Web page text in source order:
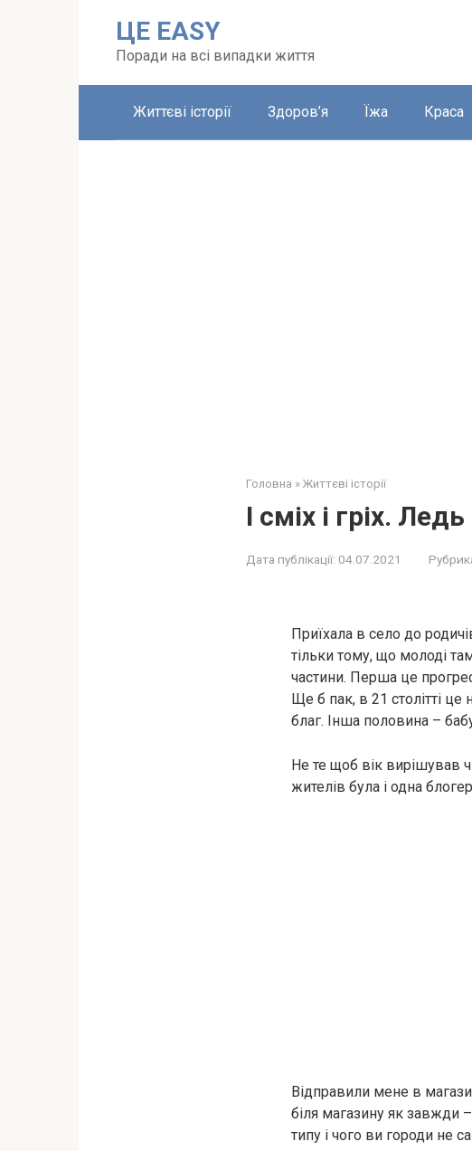
ЦЕ EASY
Поради на всі випадки життя
Життєві історії Здоров’я Їжа Краса
Головна » Життєві історії
І сміх і гріх.
Дата публікації: 04.07.2021
Приїхала в село до
тільки тому, що молоді
частини. Перша це
Ще б пак, в 21 столітті це
благ. Інша половина –
Не те щоб вік вирішував
жителів була і одна
Відправили мене в
біля магазину як завжди
типу і чого ви городи не